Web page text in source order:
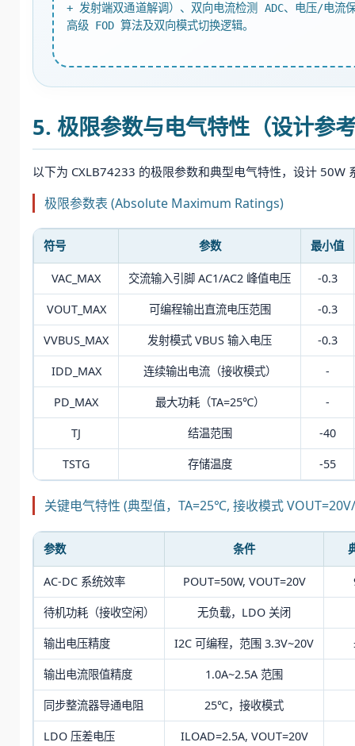
+ 发射端双通道解调）、双向电流检测 ADC、电压/电流
高级 FOD 算法及双向模式切换逻辑。
5. 极限参数与电气特性（设计参
以下为 CXLB74233 的极限参数和典型电气特性，设计 50W
极限参数表 (Absolute Maximum Ratings)
符号 参数 最小值
VAC_MAX 交流输入引脚 AC1/AC2 峰值电压 -0.3
VOUT_MAX 可编程输出直流电压范围 -0.3
VVBUS_MAX 发射模式 VBUS 输入电压 -0.3
IDD_MAX 连续输出电流（接收模式） -
PD_MAX 最大功耗（TA=25℃） -
TJ 结温范围 -40
TSTG 存储温度 -55
关键电气特性 (典型值，TA=25℃, 接收模式
参数 条件
AC-DC 系统效率 POUT=50W, VOUT=20V
待机功耗（接收空闲） 无负载，LDO 关闭
输出电压精度 I2C 可编程，范围 3.3V~20V
输出电流限值精度 1.0A~2.5A 范围
同步整流器导通电阻 25℃，接收模式
LDO 压差电压 ILOAD=2.5A, VOUT=20V